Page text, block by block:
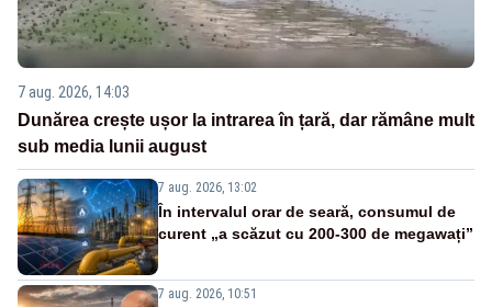
7 aug. 2026, 14:03
Dunărea crește ușor la intrarea în țară, dar rămâne mult
sub media lunii august
7 aug. 2026, 13:02
În intervalul orar de seară, consumul de
curent „a scăzut cu 200-300 de megawați”
7 aug. 2026, 10:51